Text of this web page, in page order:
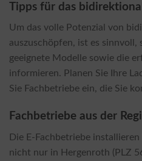
Tipps für das
Um das volle Potenzial von
auszuschöpfen, ist es
geeignete Modelle sowie die
informieren. Planen Sie Ihre
Sie Fachbetriebe ein, die Sie
Fachbetriebe aus der
Die E-Fachbetriebe
nicht nur in Hergenroth (PLZ